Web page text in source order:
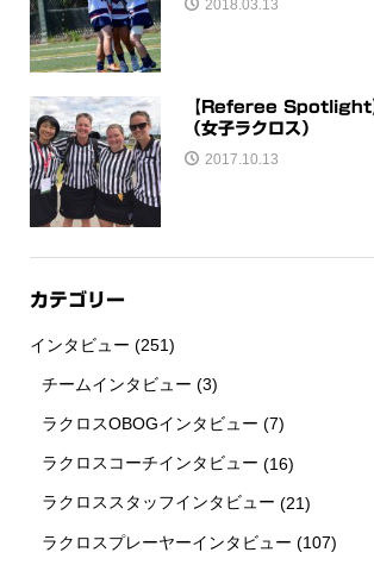
2018.03.13
【Referee Spotlight
（女子ラクロス）
2017.10.13
カテゴリー
インタビュー (251)
チームインタビュー (3)
ラクロスOBOGインタビュー (7)
ラクロスコーチインタビュー (16)
ラクロススタッフインタビュー (21)
ラクロスプレーヤーインタビュー (107)